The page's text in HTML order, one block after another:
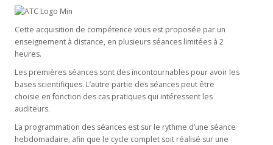
Cette acquisition de compétence vous est proposée par un
enseignement à distance, en plusieurs séances limitées à 2
heures.
Les premières séances sont des incontournables pour avoir les
bases scientifiques. L’autre partie des séances peut être
choisie en fonction des cas pratiques qui intéressent les
auditeurs.
La programmation des séances est sur le rythme d’une séance
hebdomadaire, afin que le cycle complet soit réalisé sur une